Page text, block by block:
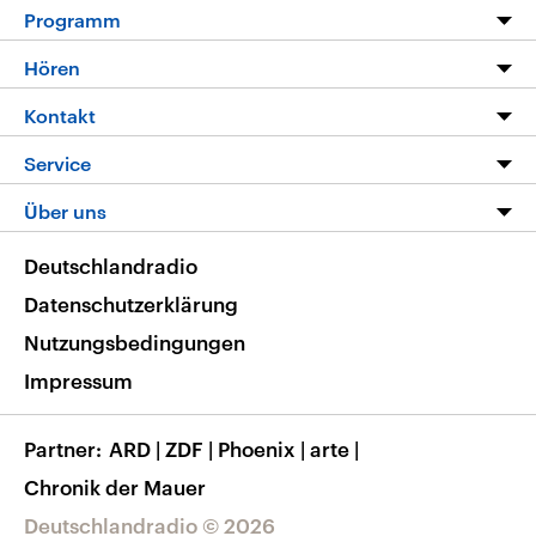
Programm
Programm
Die Nachrichten
Nachrichtenleicht
Neue Beiträge auf dlf.de
Hören
Livestream
Podcasts
Deutschlandfunk App
Nachrichten App
Frequenzen
Kontakt
Hörerservice
Service
FAQ
Veranstaltungen
Musikliste
RSS
Über uns
Barrierefreiheit
Deutschlandradio © 2026
Deutschlandradio
Datenschutzerklärung
Nutzungsbedingungen
Impressum
Partner ARD | ZDF | Phoenix | arte |
Chronik der Mauer